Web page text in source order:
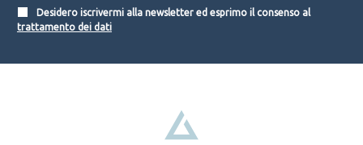
Desidero iscrivermi alla newsletter ed esprimo il consenso al
trattamento dei dati